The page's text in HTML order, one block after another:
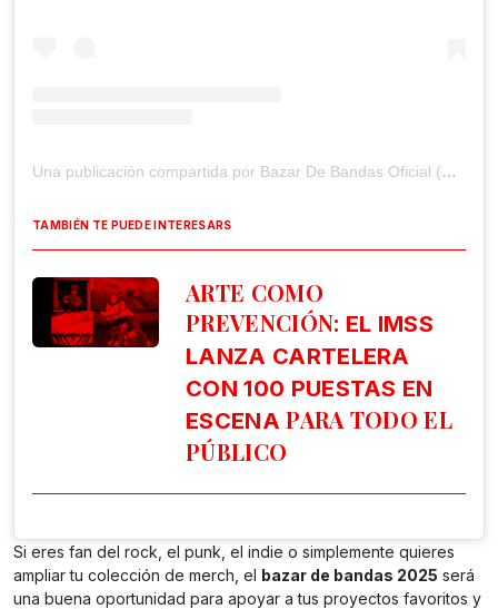
Una publicación compartida por Bazar De Bandas Oficial (@bazardebandasoficial)
TAMBIÉN TE PUEDE INTERESARS
ARTE COMO
PREVENCIÓN: EL IMSS
LANZA CARTELERA
CON 100 PUESTAS EN
ESCENA PARA TODO EL
PÚBLICO
Si eres fan del rock, el punk, el indie o simplemente quieres
ampliar tu colección de merch, el bazar de bandas 2025 será
una buena oportunidad para apoyar a tus proyectos favoritos y